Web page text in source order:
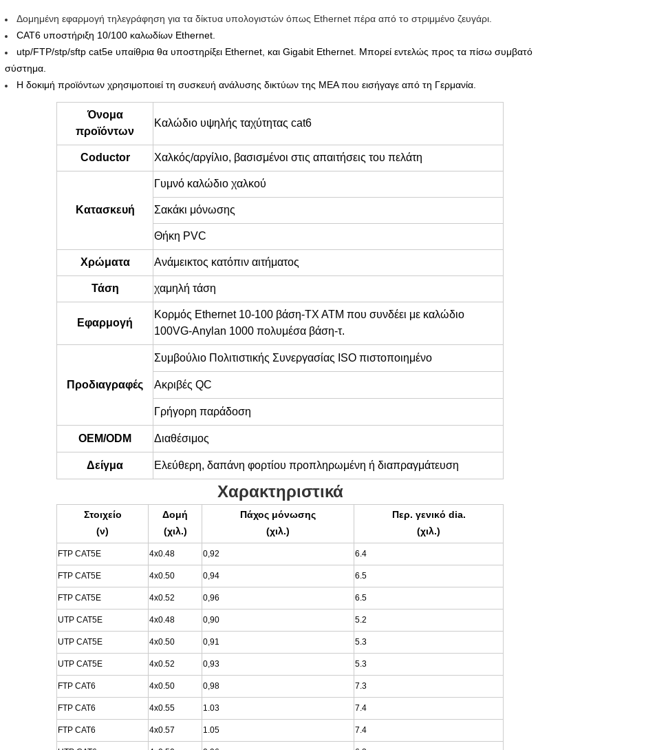
Δομημένη εφαρμογή τηλεγράφηση για τα δίκτυα υπολογιστών όπως Ethernet πέρα από το στριμμένο ζευγάρι.
CAT6 υποστήριξη 10/100 καλωδίων Ethernet.
utp/FTP/stp/sftp cat5e υπαίθρια θα υποστηρίξει Ethernet, και Gigabit Ethernet. Μπορεί εντελώς προς τα πίσω συμβατό
σύστημα.
Η δοκιμή προϊόντων χρησιμοποιεί τη συσκευή ανάλυσης δικτύων της MEA που εισήγαγε από τη Γερμανία.
Όνομα
προϊόντων
Καλώδιο υψηλής ταχύτητας cat6
Coductor Χαλκός/αργίλιο, βασισμένοι στις απαιτήσεις του πελάτη
Κατασκευή
Γυμνό καλώδιο χαλκού
Σακάκι μόνωσης
Θήκη PVC
Χρώματα Ανάμεικτος κατόπιν αιτήματος
Τάση χαμηλή τάση
Εφαρμογή
Κορμός Ethernet 10-100 βάση-TX ATM που συνδέει με καλώδιο
100VG-Anylan 1000 πολυμέσα βάση-τ.
Προδιαγραφές
Συμβούλιο Πολιτιστικής Συνεργασίας ISO πιστοποιημένο
Ακριβές QC
Γρήγορη παράδοση
OEM/ODM Διαθέσιμος
Δείγμα Ελεύθερη, δαπάνη φορτίου προπληρωμένη ή διαπραγμάτευση
Χαρακτηριστικά
Στοιχείο
(ν)
Δομή
(χιλ.)
Πάχος μόνωσης
(χιλ.)
Περ. γενικό dia.
(χιλ.)
FTP CAT5E 4x0.48 0,92 6.4
FTP CAT5E 4x0.50 0,94 6.5
FTP CAT5E 4x0.52 0,96 6.5
UTP CAT5E 4x0.48 0,90 5.2
UTP CAT5E 4x0.50 0,91 5.3
UTP CAT5E 4x0.52 0,93 5.3
FTP CAT6 4x0.50 0,98 7.3
FTP CAT6 4x0.55 1.03 7.4
FTP CAT6 4x0.57 1.05 7.4